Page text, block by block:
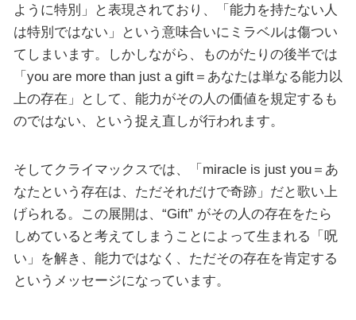
ように特別」と表現されており、「能力を持たない人
は特別ではない」という意味合いにミラベルは傷つい
てしまいます。しかしながら、ものがたりの後半では
「you are more than just a gift＝あなたは単なる能力以
上の存在」として、能力がその人の価値を規定するも
のではない、という捉え直しが行われます。
そしてクライマックスでは、「miracle is just you＝あ
なたという存在は、ただそれだけで奇跡」だと歌い上
げられる。この展開は、“Gift” がその人の存在をたら
しめていると考えてしまうことによって生まれる「呪
い」を解き、能力ではなく、ただその存在を肯定する
というメッセージになっています。